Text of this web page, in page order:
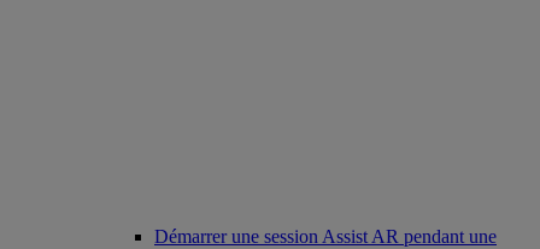
Démarrer une session Assist AR pendant une